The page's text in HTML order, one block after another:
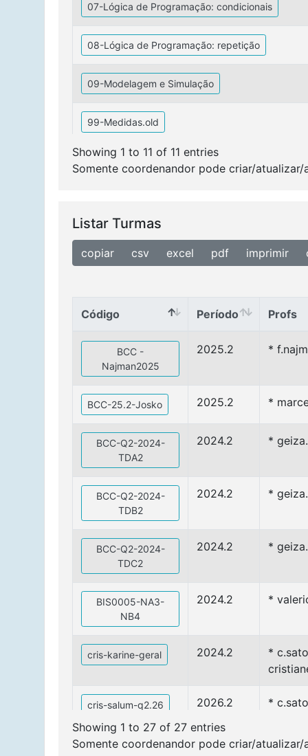
07-Lógica de Programação: condicionais
08-Lógica de Programação: repetição
09-Modelagem e Simulação
99-Medidas.old
99-Variáveis.old
Showing 1 to 11 of 11 entries
Somente coordenandor pode criar/
Listar Turmas
copiar csv excel pdf imprimir
Código Período
Profs
Código
BCC -
Najman2025
2025.2 *
BCC-25.2-Josko 2025.2 *
BCC-Q2-2024-
TDA2
2024.2 *
BCC-Q2-2024-
TDB2
2024.2 *
BCC-Q2-2024-
TDC2
2024.2 *
BIS0005-NA3-
NB4
2024.2 *
cris-karine-geral 2024.2
*
cris-salum-q2.26 2026.2 *
Cristiane-Karine-
2024.2
*
Showing 1 to 27 of 27 entries
Somente coordenandor pode criar/